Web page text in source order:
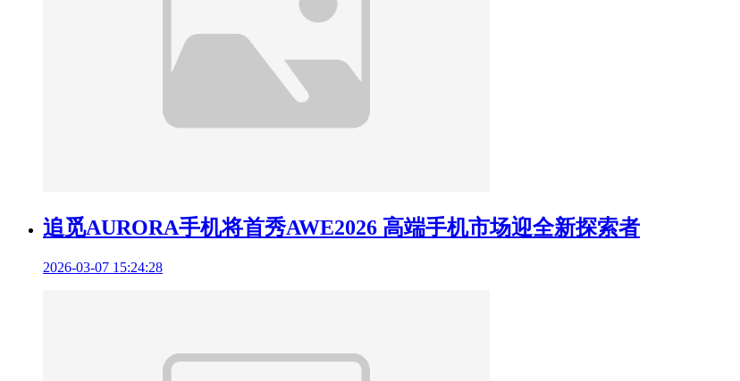
追觅AURORA手机将首秀AWE2026 高端手机市场迎全新探索者
2026-03-07 15:24:28